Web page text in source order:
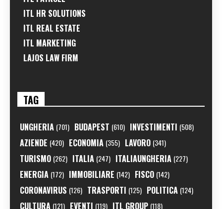
ITL HR SOLUTIONS
ITL REAL ESTATE
ITL MARKETING
LAJOS LAW FIRM
TAG
UNGHERIA (701) BUDAPEST (610) INVESTIMENTI (508)
AZIENDE (420) ECONOMIA (355) LAVORO (341)
TURISMO (262) ITALIA (247) ITALIAUNGHERIA (227)
ENERGIA (172) IMMOBILIARE (142) FISCO (142)
CORONAVIRUS (126) TRASPORTI (125) POLITICA (124)
CULTURA (121) EVENTI (119) ITL GROUP (118)